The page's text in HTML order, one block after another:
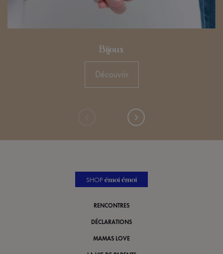
Bijoux
Découvrir
SHOP
RENCONTRES
DÉCLARATIONS
MAMAS LOVE